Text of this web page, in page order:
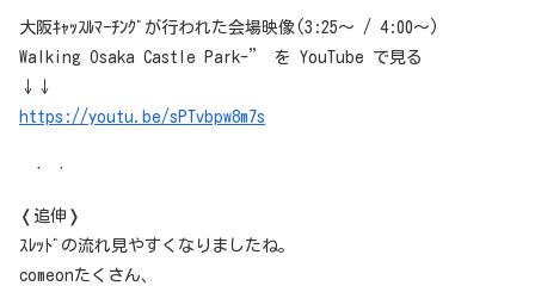
大阪ｷｬｯｽﾙﾏｰﾁﾝｸﾞが行われた会場映像(3:25～ / 4:00～)
Walking Osaka Castle Park-” を YouTube で見る
↓↓
https://youtu.be/sPTvbpw8m7s
· ·
❬追伸❭
ｽﾚｯﾄﾞの流れ見やすくなりましたね｡
comeonたくさん､